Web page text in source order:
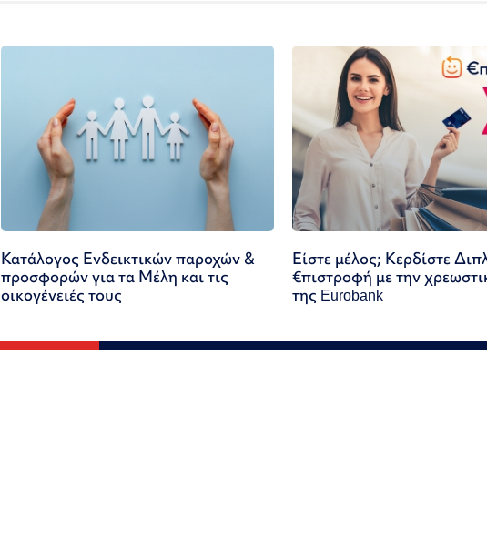
Κατάλογος Ενδεικτικών παροχών &
προσφορών για τα Μέλη και τις
οικογένειές τους
Είστε μέλος; Κερδίστε
€πιστροφή με την
της Eurobank